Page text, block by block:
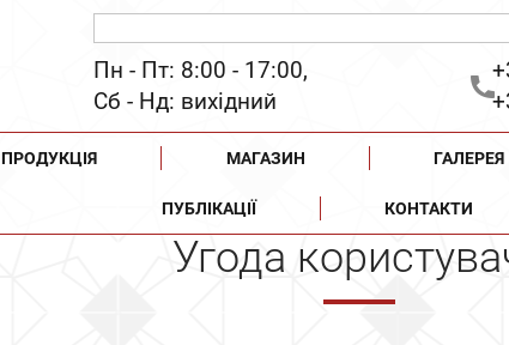
Пн - Пт: 8:00 - 17:00,
Сб - Нд: вихідний
ПРОДУКЦІЯ МАГАЗИН ГАЛЕРЕЯ
ПУБЛІКАЦІЇ КОНТАКТИ
Угода